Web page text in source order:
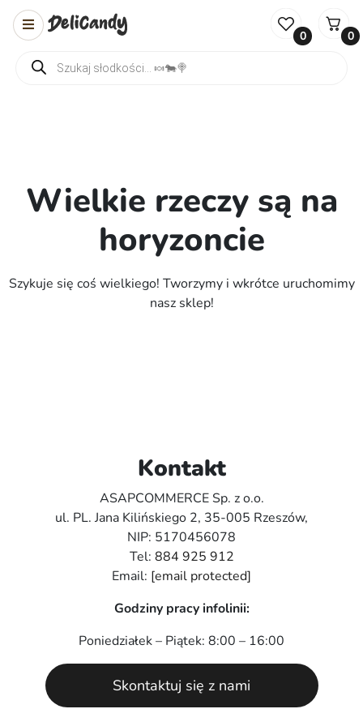
Wyszukiwarka produktów
0 0
Wielkie rzeczy są na
horyzoncie
Szykuje się coś wielkiego! Tworzymy i wkrótce uruchomimy
nasz sklep!
Kontakt
ASAPCOMMERCE Sp. z o.o.
ul. PL. Jana Kilińskiego 2, 35-005 Rzeszów,
NIP: 5170456078
Tel: 884 925 912
Email: [email protected]
Godziny pracy infolinii:
Poniedziałek – Piątek: 8:00 – 16:00
Skontaktuj się z nami